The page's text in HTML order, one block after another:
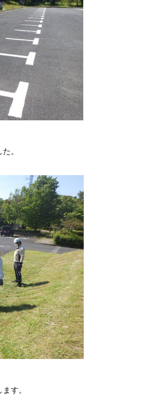
。
す。